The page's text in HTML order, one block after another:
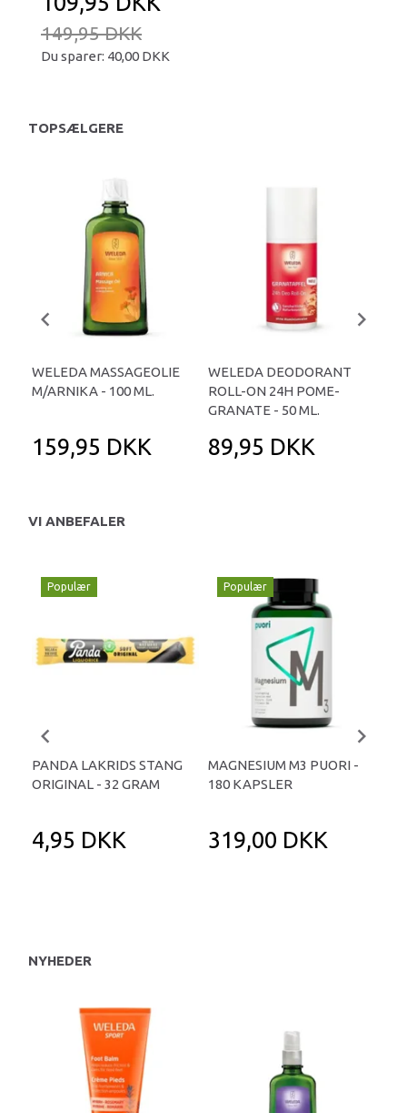
149,95 DKK
Du sparer: 40,00 DKK
TOPSÆLGERE
WELEDA MASSAGEOLIE
M/ARNIKA - 100 ML.
159,95 DKK
WELEDA DEODORANT
ROLL-ON 24H POME-
GRANATE - 50 ML.
89,95 DKK
VI ANBEFALER
Populær
PANDA LAKRIDS STANG
ORIGINAL - 32 GRAM
4,95 DKK
Populær
MAGNESIUM M3 PUORI -
180 KAPSLER
319,00 DKK
NYHEDER